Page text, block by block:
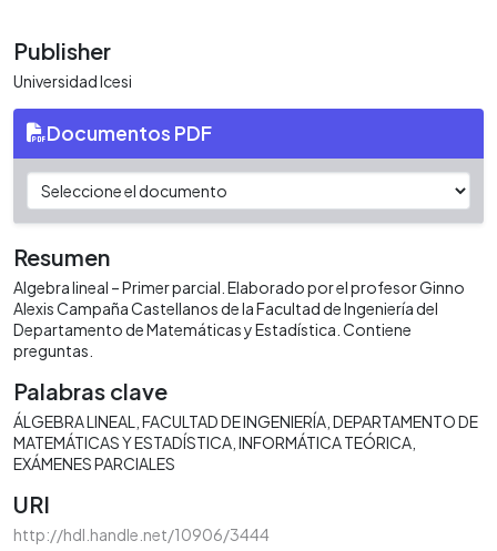
Publisher
Universidad Icesi
Documentos PDF
Resumen
Algebra lineal – Primer parcial. Elaborado por el profesor Ginno
Alexis Campaña Castellanos de la Facultad de Ingeniería del
Departamento de Matemáticas y Estadística. Contiene
preguntas.
Palabras clave
ÁLGEBRA LINEAL FACULTAD DE INGENIERÍA DEPARTAMENTO DE
MATEMÁTICAS Y ESTADÍSTICA INFORMÁTICA TEÓRICA
EXÁMENES PARCIALES
URI
http://hdl.handle.net/10906/3444